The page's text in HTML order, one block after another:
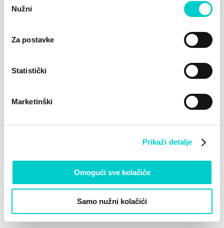
pristanka
Nužni
Za postavke
Statistički
Marketinški
Prikaži detalje
Omogući sve kolačiće
Samo nužni kolačići
problemi lokomotornog sustava
vez u Marini Kornati.
Pridruži se klubu